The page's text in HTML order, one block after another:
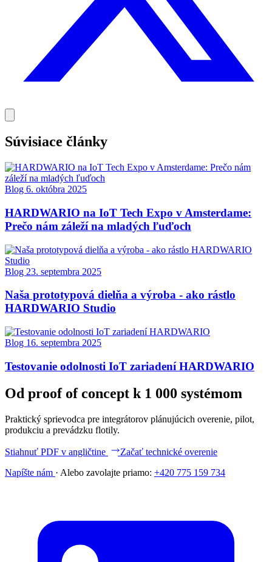
Súvisiace články
Blog 6. októbra 2025
HARDWARIO na IoT Tech Expo v Amsterdame:
Prečo nám záleží na mladých ľuďoch
Blog 23. septembra 2025
Naša prototypová dielňa a výroba - ako rástlo
HARDWARIO Studio
Blog 16. septembra 2025
Testovanie odolnosti IoT zariadení HARDWARIO
Od proof of concept k 1 000 systémom
Praktický sprievodca pre integrátorov plánujúcich overenie, pilot,
produkciu a prevádzku flotily.
Stiahnuť PDF v angličtine
Začať technické overenie
Napíšte nám · Alebo zavolajte priamo: +420 775 159 734